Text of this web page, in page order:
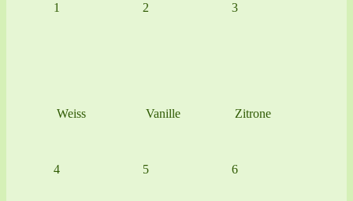
1
Weiss
2
Vanille
3
Zitrone
4 5 6